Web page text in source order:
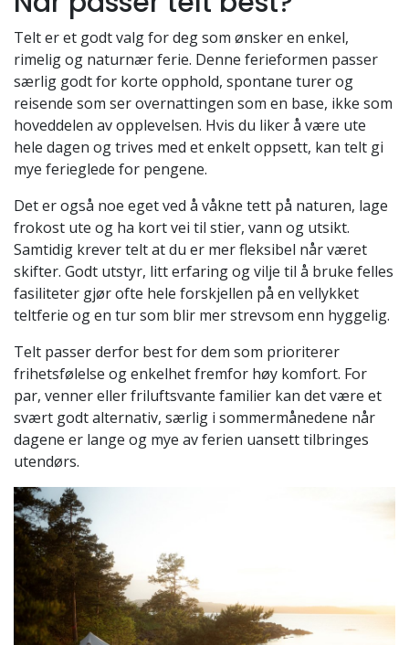
Telt er et godt valg for deg som ønsker en enkel,
rimelig og naturnær ferie. Denne ferieformen passer
særlig godt for korte opphold, spontane turer og
reisende som ser overnattingen som en base, ikke som
hoveddelen av opplevelsen. Hvis du liker å være ute
hele dagen og trives med et enkelt oppsett, kan telt gi
mye ferieglede for pengene.
Det er også noe eget ved å våkne tett på naturen, lage
frokost ute og ha kort vei til stier, vann og utsikt.
Samtidig krever telt at du er mer fleksibel når været
skifter. Godt utstyr, litt erfaring og vilje til å bruke felles
fasiliteter gjør ofte hele forskjellen på en vellykket
teltferie og en tur som blir mer strevsom enn hyggelig.
Telt passer derfor best for dem som prioriterer
frihetsfølelse og enkelhet fremfor høy komfort. For
par, venner eller friluftsvante familier kan det være et
svært godt alternativ, særlig i sommermånedene når
dagene er lange og mye av ferien uansett tilbringes
utendørs.